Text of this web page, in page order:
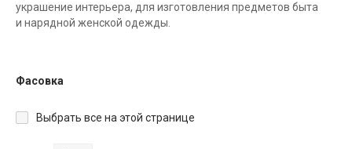
украшение интерьера, для изготовления предметов быта
и нарядной женской одежды.
Фасовка
Выбрать все на этой странице